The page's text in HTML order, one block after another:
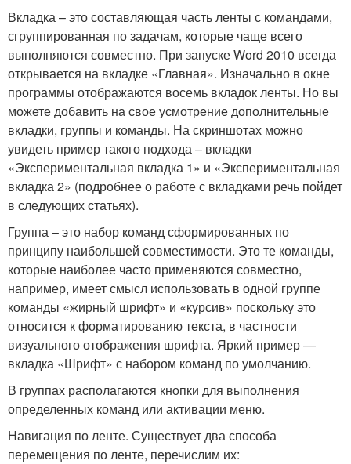
Вкладка – это составляющая часть ленты с командами,
сгруппированная по задачам, которые чаще всего
выполняются совместно. При запуске Word 2010 всегда
открывается на вкладке «Главная». Изначально в окне
программы отображаются восемь вкладок ленты. Но вы
можете добавить на свое усмотрение дополнительные
вкладки, группы и команды. На скриншотах можно
увидеть пример такого подхода – вкладки
«Экспериментальная вкладка 1» и «Экспериментальная
вкладка 2» (подробнее о работе с вкладками речь пойдет
в следующих статьях).
Группа – это набор команд сформированных по
принципу наибольшей совместимости. Это те команды,
которые наиболее часто применяются совместно,
например, имеет смысл использовать в одной группе
команды «жирный шрифт» и «курсив» поскольку это
относится к форматированию текста, в частности
визуального отображения шрифта. Яркий пример —
вкладка «Шрифт» с набором команд по умолчанию.
В группах располагаются кнопки для выполнения
определенных команд или активации меню.
Навигация по ленте. Существует два способа
перемещения по ленте, перечислим их: